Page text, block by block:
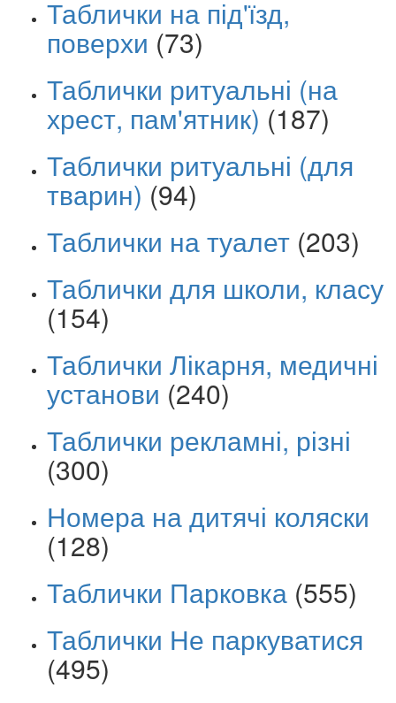
Таблички на під'їзд,
поверхи (73)
Таблички ритуальні (на
хрест, пам'ятник) (187)
Таблички ритуальні (для
тварин) (94)
Таблички на туалет (203)
Таблички для школи, класу
(154)
Таблички Лікарня, медичні
установи (240)
Таблички рекламні, різні
(300)
Номера на дитячі коляски
(128)
Таблички Парковка (555)
Таблички Не паркуватися
(495)